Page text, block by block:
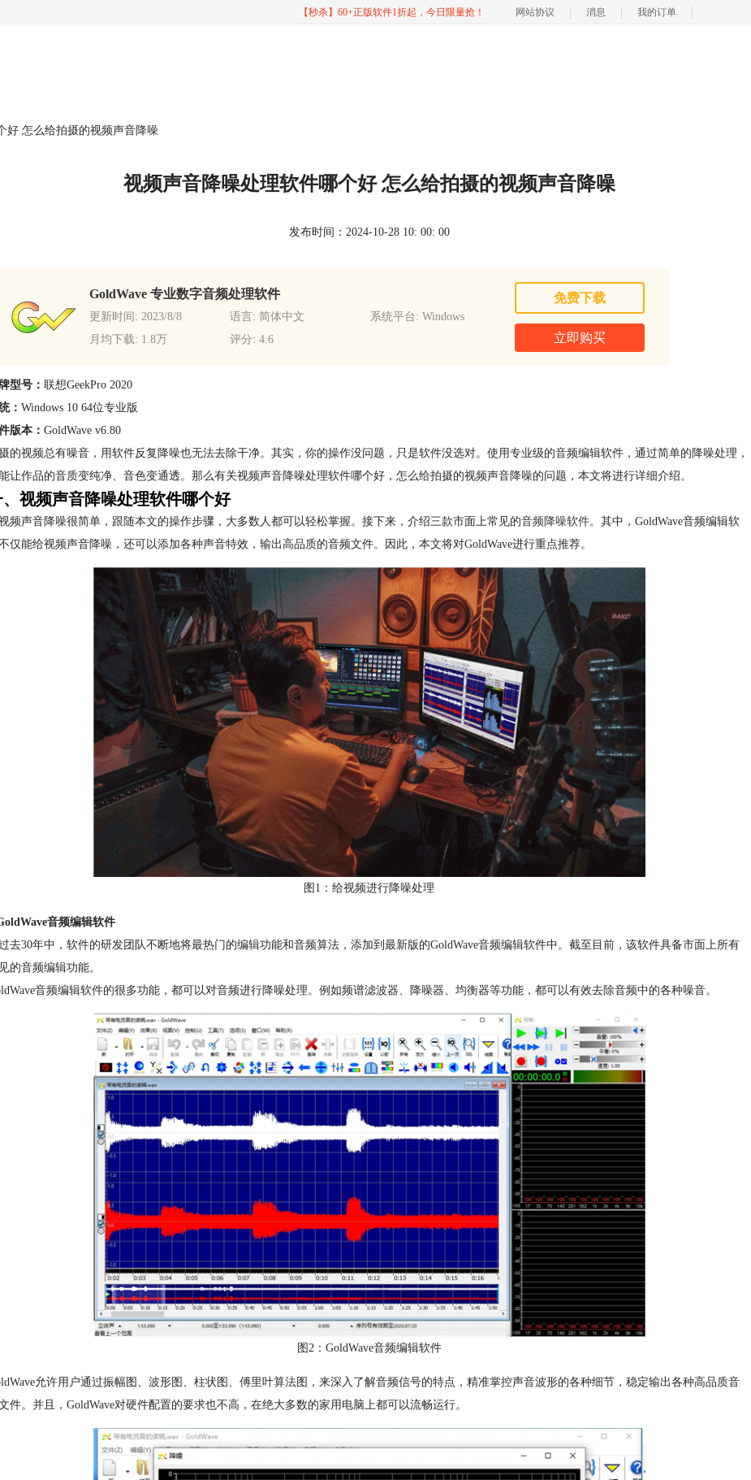
【秒杀】60+正版软件1折起，今日限量抢！ 网站协议 消息 我的订单
好 怎么给拍摄的视频声音降噪
视频声音降噪处理软件哪个好 怎么给拍摄的视频声音降噪
发布时间：2024-10-28 10: 00: 00
GoldWave 专业数字音频处理软件
更新时间: 2023/8/8 语言: 简体中文
系统平台: Windows
月均下载: 1.8万
评分: 4.6
免费下载
立即购买
型号：联想GeekPro 2020
：Windows 10 64位专业版
版本：GoldWave v6.80
的视频总有噪音，用软件反复降噪也无法去除干净。其实，你的操作没问题，只是软件没选对。使用专业级的音频编辑软件，通过简单的降噪处理，
让作品的音质变纯净、音色变通透。那么有关视频声音降噪处理软件哪个好，怎么给拍摄的视频声音降噪的问题，本文将进行详细介绍。
、视频声音降噪处理软件哪个好
频声音降噪很简单，跟随本文的操作步骤，大多数人都可以轻松掌握。接下来，介绍三款市面上常见的音频降噪软件。其中，GoldWave音频编辑软
仅能给视频声音降噪，还可以添加各种声音特效，输出高品质的音频文件。因此，本文将对GoldWave进行重点推荐。
图1：给视频进行降噪处理
音频编辑软件
去30年中，软件的研发团队不断地将最热门的编辑功能和音频算法，添加到最新版的GoldWave音频编辑软件中。截至目前，该软件具备市面上所有
的音频编辑功能。
音频编辑软件的很多功能，都可以对音频进行降噪处理。例如频谱滤波器、降噪器、均衡器等功能，都可以有效去除音频中的各种噪音。
图2：GoldWave音频编辑软件
允许用户通过振幅图、波形图、柱状图、傅里叶算法图，来深入了解音频信号的特点，精准掌控声音波形的各种细节，稳定输出各种高品质音
件。并且，GoldWave对硬件配置的要求也不高，在绝大多数的家用电脑上都可以流畅运行。